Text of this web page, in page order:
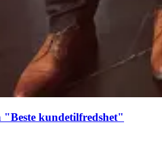
"Beste kundetilfredshet"